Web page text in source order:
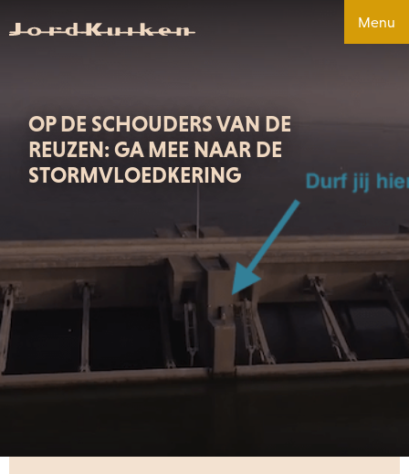
Menu
OP DE SCHOUDERS VAN DE
REUZEN: GA MEE NAAR DE
STORMVLOEDKERING